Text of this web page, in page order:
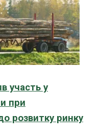
участь у
при
розвитку ринку